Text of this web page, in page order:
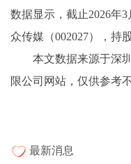
数据显示，截止2026年
众传媒（002027），持
本文数据来源于深
限公司网站，仅供参考
最新消息